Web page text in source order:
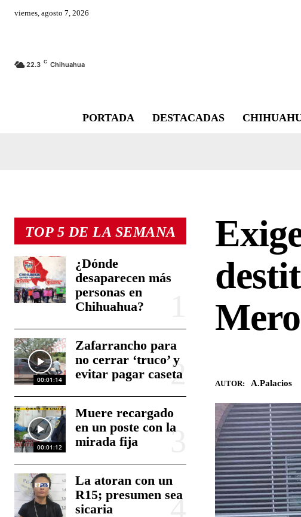
viernes, agosto 7, 2026
22.3 C Chihuahua
PORTADA DESTACADAS
TOP 5 DE LA SEMANA
¿Dónde
desaparecen más
personas en
Chihuahua?
00:01:14
Zafarrancho para
no cerrar ‘truco’ y
evitar pagar caseta
00:01:12
Muere recargado
en un poste con la
mirada fija
La atoran con un
R15; presumen sea
sicaria
AUTOR: A.Palacios